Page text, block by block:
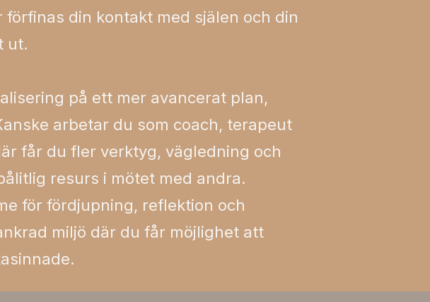
din kontakt med själen och din
ut.
på ett mer avancerat plan,
arbetar du som coach, terapeut
får du fler verktyg, vägledning och
resurs i mötet med andra.
för fördjupning, reflektion och
miljö där du får möjlighet att